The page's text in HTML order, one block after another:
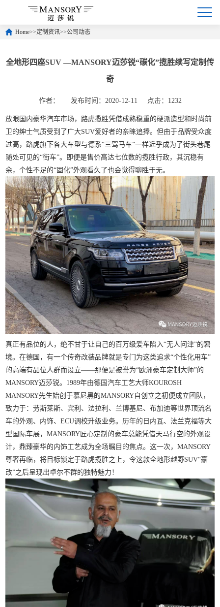
Home>>定制资讯>>公司动态
全地形四座SUV —MANSORY迈莎锐“碳化”揽胜续写定制传
奇
作者： 发布时间：2020-12-11 点击：1232
放眼国内豪华汽车市场，路虎揽胜凭借成熟稳重的硬派造型和时尚前
卫的绅士气质受到了广大SUV爱好者的亲睐追捧。但由于品牌受众度
过高，路虎旗下各大车型与德系“三驾马车”一样近乎成为了街头巷尾
随处可见的“街车”。即便是售价高达七位数的揽胜行政，其沉稳有
余，个性不足的“固化”外观看久了也会觉得聊胜于无。
真正有品位的人，绝不甘于让自己的百万级爱车陷入“无人问津”的窘
境。在德国，有一个传奇改装品牌就是专门为这类追求“个性化用车”
的高端有品位人群而设立——那便是被誉为“欧洲豪车定制大师”的
MANSORY迈莎锐。 1989年由德国汽车工艺大师KOUROSH
MANSORY先生始创于慕尼黑的MANSORY自创立之初便成立团队，
致力于：劳斯莱斯、宾利、法拉利、兰博基尼、布加迪等世界顶流名
车的外观、内饰、ECU调校升级业务。历年的日内瓦、法兰克福等大
型国际车展，MANSORY匠心定制的豪车总能凭借天马行空的外观设
计，鼎臻豪华的内饰工艺成为全场瞩目的焦点。这一次，MANSORY
尊奢再临，将目标锁定于路虎揽胜之上，令这款全地形越野SUV“豪
改”之后呈现出卓尔不群的独特魅力！